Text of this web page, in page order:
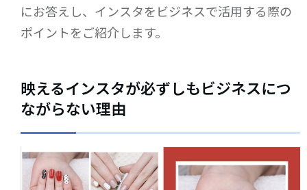
にお答えし、インスタをビジネスで活用する際の
ポイントをご紹介します。
映えるインスタが必ずしもビジネスにつ
ながらない理由